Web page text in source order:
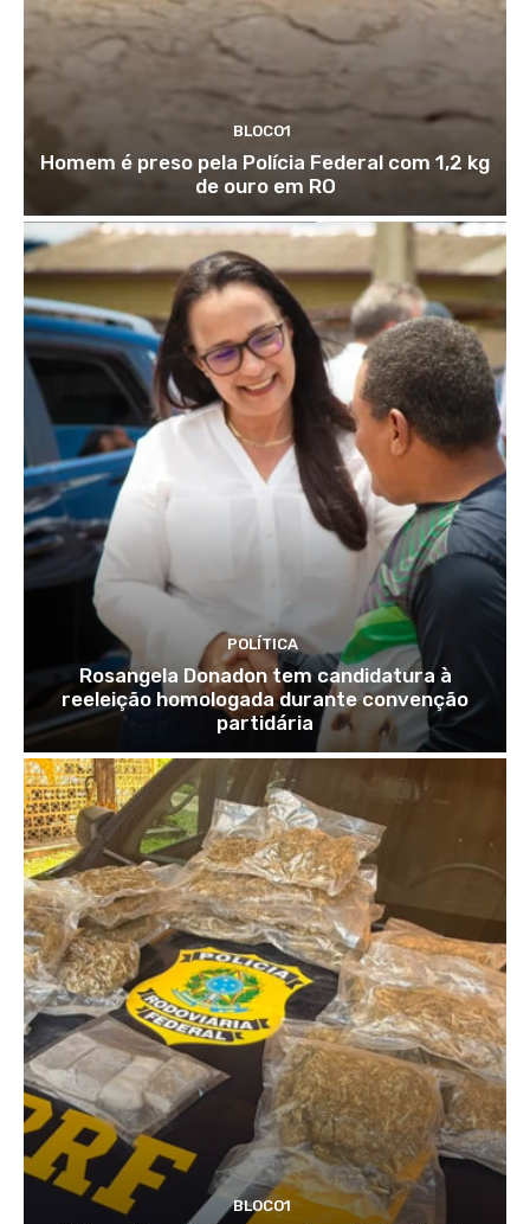
BLOCO1
Homem é preso pela Polícia Federal com 1,2 kg
de ouro em RO
POLÍTICA
Rosangela Donadon tem candidatura à
reeleição homologada durante convenção
partidária
BLOCO1